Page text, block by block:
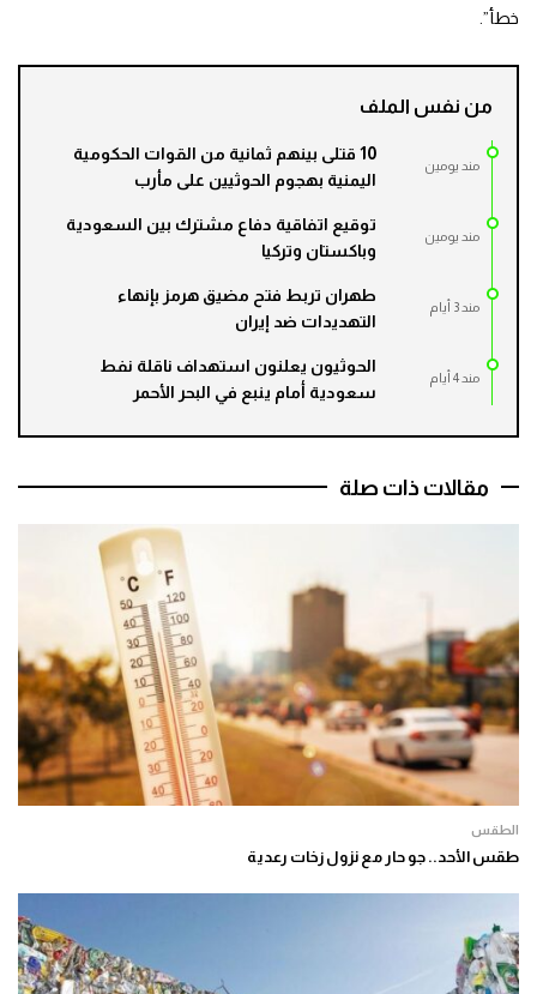
خطأ”.
من نفس الملف
مند يومين
10 قتلى بينهم ثمانية من القوات الحكومية
اليمنية بهجوم الحوثيين على مأرب
مند يومين
توقيع اتفاقية دفاع مشترك بين السعودية
وباكستان وتركيا
مند 3 أيام
طهران تربط فتح مضيق هرمز بإنهاء
التهديدات ضد إيران
مند 4 أيام
الحوثيون يعلنون استهداف ناقلة نفط
سعودية أمام ينبع في البحر الأحمر
مقالات ذات صلة
الطقس
طقس الأحد.. جو حار مع نزول زخات رعدية